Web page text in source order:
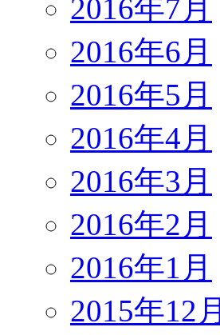
2016年7月
2016年6月
2016年5月
2016年4月
2016年3月
2016年2月
2016年1月
2015年12月